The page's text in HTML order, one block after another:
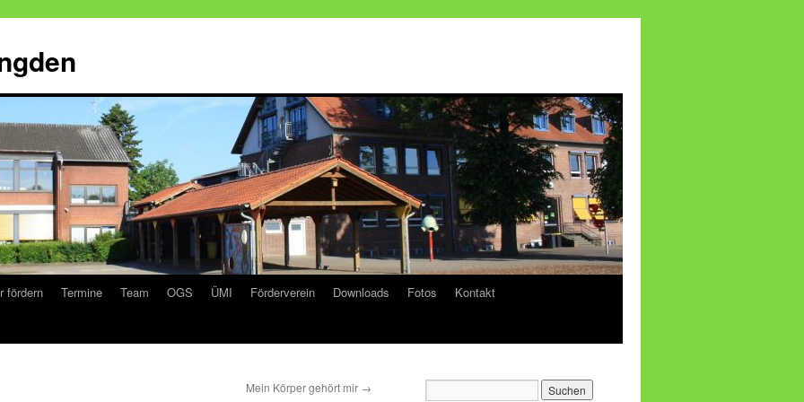
fördern Termine Team OGS ÜMI Förderverein Downloads Fotos
Kontakt
Mein Körper gehört mir →